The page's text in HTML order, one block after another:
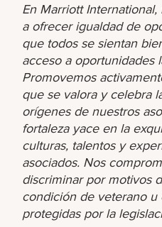
En Marriott
a ofrecer igualdad de
que todos se sientan
acceso a oportunidades
Promovemos
que se valora y celebra
orígenes de nuestros
fortaleza yace en la
culturas, talentos y
asociados. Nos
discriminar por motivos
condición de veterano u
protegidas por la